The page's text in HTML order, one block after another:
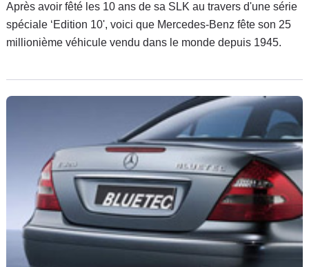
Après avoir fêté les 10 ans de sa SLK au travers d'une série
spéciale ‘Edition 10', voici que Mercedes-Benz fête son 25
millionième véhicule vendu dans le monde depuis 1945.